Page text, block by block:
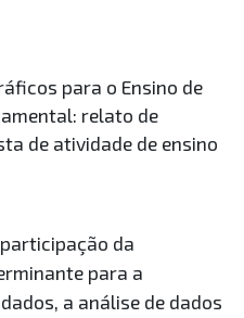
para o Ensino de
relato de
de atividade de ensino
da
para a
a análise de dados